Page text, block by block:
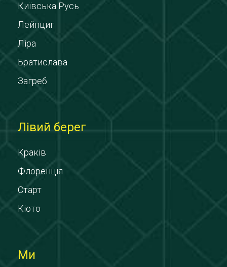
Київська Русь
Лейпциг
Ліра
Братислава
Загреб
Лівий берег
Краків
Флоренція
Старт
Кіото
Ми